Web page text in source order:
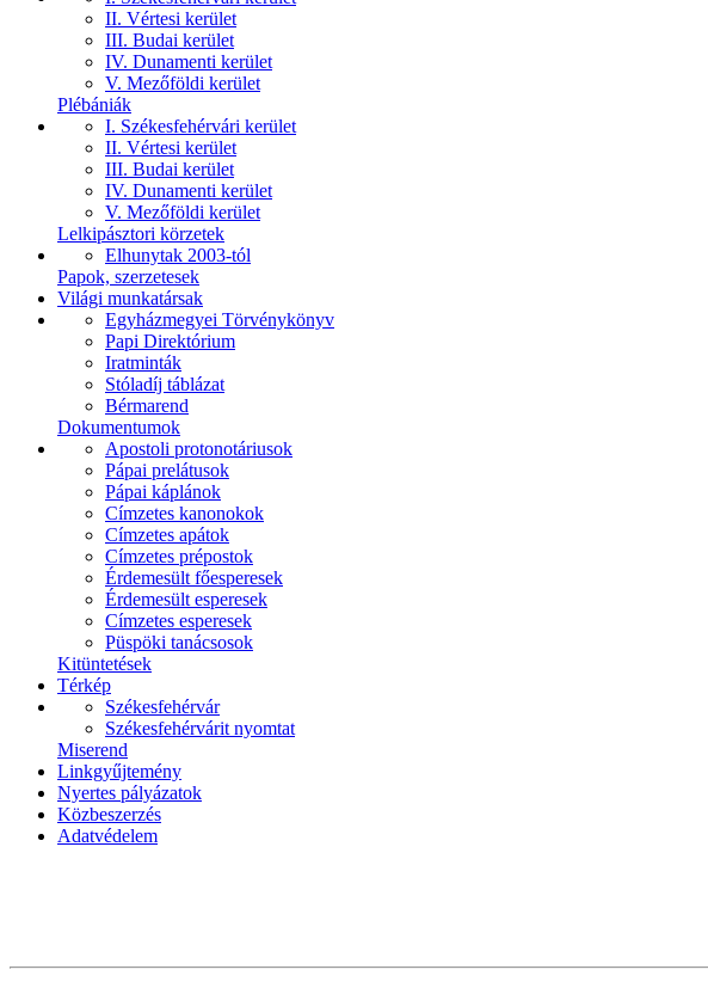
II. Vértesi kerület
III. Budai kerület
IV. Dunamenti kerület
V. Mezőföldi kerület
Plébániák
I. Székesfehérvári kerület
II. Vértesi kerület
III. Budai kerület
IV. Dunamenti kerület
V. Mezőföldi kerület
Lelkipásztori körzetek
Elhunytak 2003-tól
Papok, szerzetesek
Világi munkatársak
Egyházmegyei Törvénykönyv
Papi Direktórium
Iratminták
Stóladíj táblázat
Bérmarend
Dokumentumok
Apostoli protonotáriusok
Pápai prelátusok
Pápai káplánok
Címzetes kanonokok
Címzetes apátok
Címzetes prépostok
Érdemesült főesperesek
Érdemesült esperesek
Címzetes esperesek
Püspöki tanácsosok
Kitüntetések
Térkép
Székesfehérvár
Székesfehérvárit nyomtat
Miserend
Linkgyűjtemény
Nyertes pályázatok
Közbeszerzés
Adatvédelem